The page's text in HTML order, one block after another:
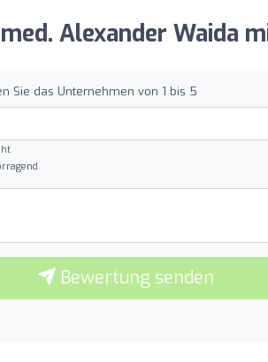
Alexander Waida
Sie das Unternehmen von 1 bis 5
Bewertung senden